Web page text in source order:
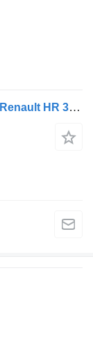
Hlavní brzdový válec pro nákladní auta Renault HR 340.18 / 26 Premium E2